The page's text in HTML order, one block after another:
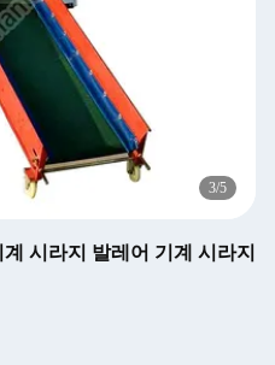
3/5
시라지 발레어 기계 시라지